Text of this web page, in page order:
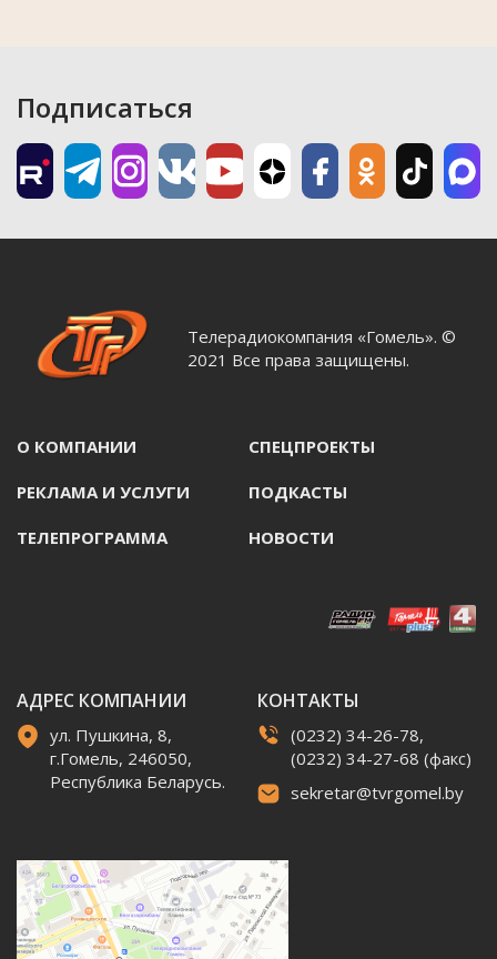
Подписаться
Телерадиокомпания «Гомель». ©
2021 Все права защищены.
О КОМПАНИИ СПЕЦПРОЕКТЫ
РЕКЛАМА И УСЛУГИ ПОДКАСТЫ
ТЕЛЕПРОГРАММА НОВОСТИ
АДРЕС КОМПАНИИ
ул. Пушкина, 8,
г.Гомель, 246050,
Республика Беларусь.
КОНТАКТЫ
(0232) 34-26-78,
(0232) 34-27-68 (факс)
sekretar@tvrgomel.by